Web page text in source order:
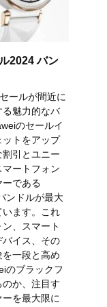
2024 バン
ールが間近に
魅力的なバ
のセールイ
トをアップ
引とユニー
ートフォン
である
ンドルが最大
ます。これ
、スマート
イス、その
一段と高め
のブラックフ
か、注目す
を最大限に